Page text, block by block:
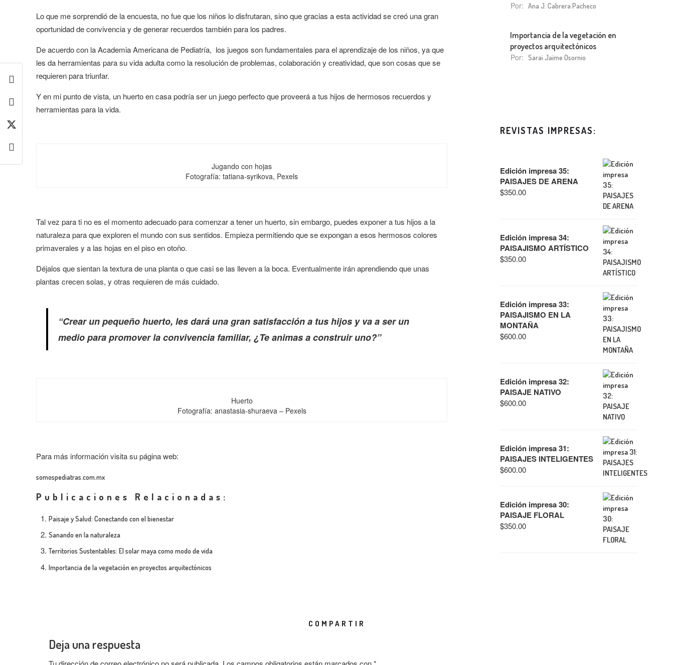
Lo que me sorprendió de la encuesta, no fue que los niños lo disfrutaran, sino que gracias a esta actividad se creó una gran
oportunidad de convivencia y de generar recuerdos también para los padres.
De acuerdo con la Academia Americana de Pediatría, los juegos son fundamentales para el aprendizaje de los niños, ya que
les da herramientas para su vida adulta como la resolución de problemas, colaboración y creatividad, que son cosas que se
requieren para triunfar.
Y en mi punto de vista, un huerto en casa podría ser un juego perfecto que proveerá a tus hijos de hermosos recuerdos y
herramientas para la vida.
Jugando con hojas
Fotografía: tatiana-syrikova, Pexels
Tal vez para ti no es el momento adecuado para comenzar a tener un huerto, sin embargo, puedes exponer a tus hijos a la
naturaleza para que exploren el mundo con sus sentidos. Empieza permitiendo que se expongan a esos hermosos colores
primaverales y a las hojas en el piso en otoño.
Déjalos que sientan la textura de una planta o que casi se las lleven a la boca. Eventualmente irán aprendiendo que unas
plantas crecen solas, y otras requieren de más cuidado.
“Crear un pequeño huerto, les dará una gran satisfacción a tus hijos y va a ser un
medio para promover la convivencia familiar, ¿Te animas a construir uno?”
Huerto
Fotografía: anastasia-shuraeva – Pexels
Para más información visita su página web:
somospediatras.com.mx
Publicaciones Relacionadas:
Paisaje y Salud: Conectando con el bienestar
Sanando en la naturaleza
Territorios Sustentables: El solar maya como modo de vida
Importancia de la vegetación en proyectos arquitectónicos
Por: Ana J. Cabrera Pacheco
Importancia de la vegetación en
proyectos arquitectónicos
Por: Sarai Jaime Osornio
REVISTAS IMPRESAS:
Edición impresa 35:
PAISAJES DE ARENA
$350.00
Edición impresa 34:
PAISAJISMO ARTÍSTICO
$350.00
Edición impresa 33:
PAISAJISMO EN LA
MONTAÑA
$600.00
Edición impresa 32:
PAISAJE NATIVO
$600.00
Edición impresa 31:
PAISAJES INTELIGENTES
$600.00
Edición impresa 30:
PAISAJE FLORAL
$350.00
COMPARTIR
Deja una respuesta